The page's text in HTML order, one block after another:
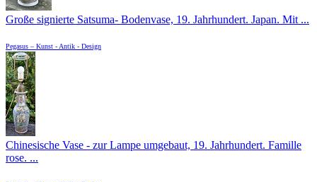
Große signierte Satsuma- Bodenvase, 19. Jahrhundert. Japan. Mit ...
Pegasus – Kunst - Antik - Design
Chinesische Vase - zur Lampe umgebaut, 19. Jahrhundert. Famille
rose. ...